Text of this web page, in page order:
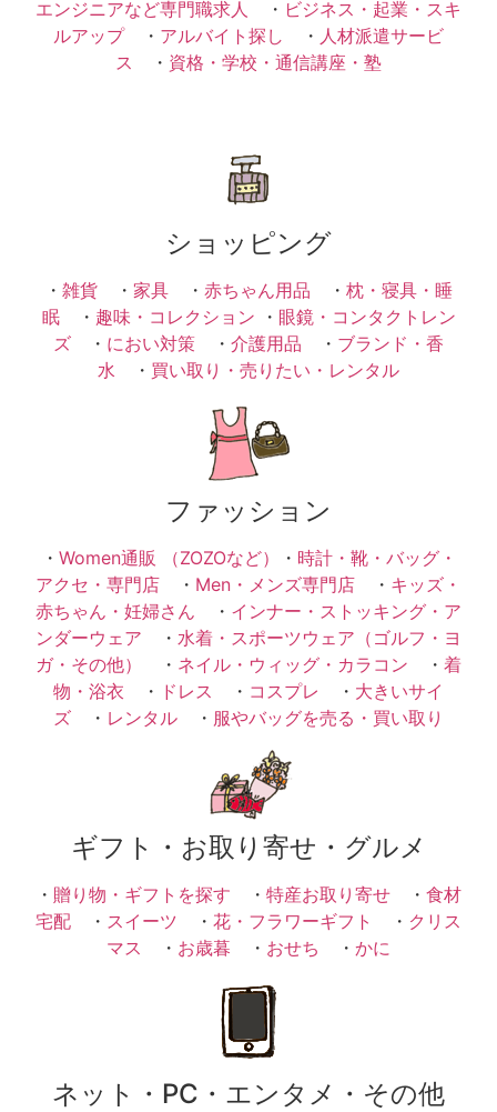
エンジニアなど専門職求人
・ ビジネス・起業・スキ
ルアップ・ アルバイト探し ・ 人材派遣サービ
ス ・ 資格・学校・通信講座・塾
ショッピング
・ 雑貨 ・ 家具 ・ 赤ちゃん用品 ・ 枕・寝具・睡
眠・ 趣味・コレクション ・ 眼鏡・コンタクトレン
ズ ・ におい対策 ・ 介護用品 ・ ブランド・香
水 ・ 買い取り・売りたい・レンタル
ファッション
・ Women通販 （ZOZOなど） ・ 時計・靴・バッグ・
アクセ・専門店 ・ Men・メンズ専門店 ・ キッズ・
赤ちゃん・妊婦さん ・ インナー・ストッキング・ア
ンダーウェア ・ 水着・スポーツウェア（ゴルフ・ヨ
ガ・その他）
・ ネイル・ウィッグ・カラコン ・ 着
物・浴衣 ・ ドレス ・ コスプレ ・ 大きいサイ
ズ ・ レンタル ・ 服やバッグを売る・買い取り
ギフト・お取り寄せ・グルメ
・ 贈り物・ギフトを探す ・ 特産お取り寄せ ・ 食材
宅配 ・ スイーツ ・ 花・フラワーギフト ・ クリス
マス ・ お歳暮 ・ おせち ・ かに
ネット・PC・エンタメ・その他